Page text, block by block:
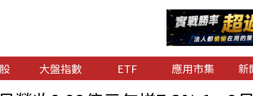
大盤指數 ETF 應用市集 新